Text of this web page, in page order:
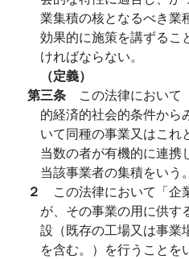
業集積の核となるべき業
効果的に施策を講ずるこ
ければならない。
（定義）
第三条 この法律において
的経済的社会的条件から
いて同種の事業又はこれ
当数の者が有機的に連携
当該事業者の集積をいう。
２ この法律において「企
が、その事業の用に供す
設（既存の工場又は事業
を含む。）を行うことを